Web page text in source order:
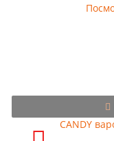
CANDY